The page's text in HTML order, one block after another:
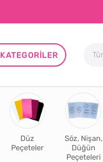
KATEGORILER
Düz
Peçeteler
Söz, Nişan,
Düğün
Peçeteleri